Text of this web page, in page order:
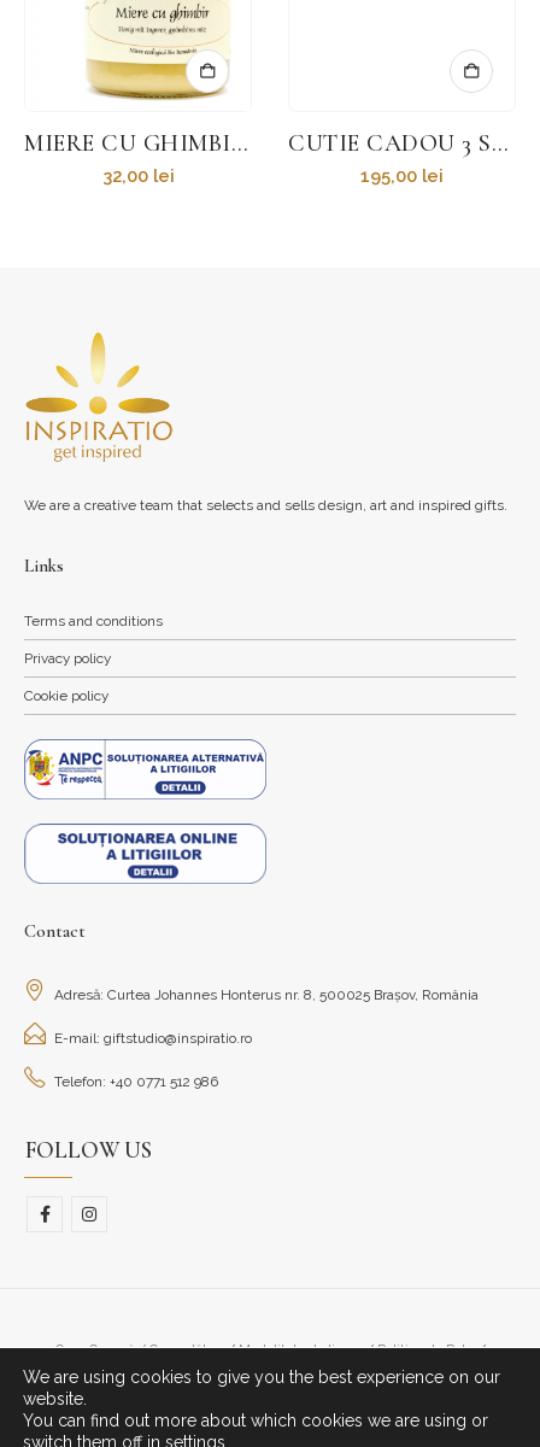
MIERE CU GHIMBIR 250G
32,00 lei
CUTIE CADOU 3 STICLE M 100 ML
195,00 lei
We are a creative team that selects and sells design, art and inspired gifts.
Links
Terms and conditions
Privacy policy
Cookie policy
Contact
Adresă: Curtea Johannes Honterus nr. 8, 500025 Brașov, România
E-mail: giftstudio@inspiratio.ro
Telefon: +40 0771 512 986
FOLLOW US
Cum Cumpăr/ Cum plătesc Modalitate de livrare Politica de Retur
© Copyright 2023. All Rights Reserved.
We are using cookies to give you the best experience on our
website.
You can find out more about which cookies we are using or
switch them off in settings